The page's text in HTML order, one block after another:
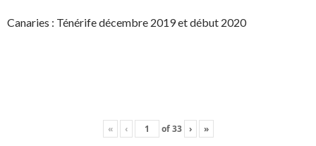
Canaries : Ténérife décembre 2019 et début 2020
« ‹ of33 › »